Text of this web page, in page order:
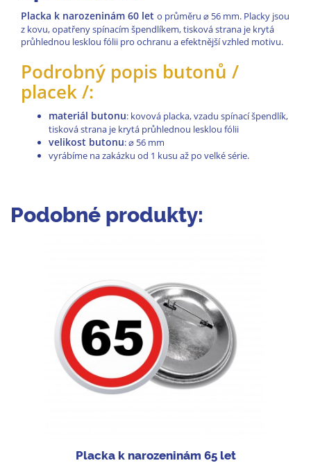
Placka k narozeninám 60 let o průměru ⌀ 56 mm. Placky jsou
z kovu, opatřeny spínacím špendlíkem, tisková strana je krytá
průhlednou lesklou fólii pro ochranu a efektnější vzhled motivu.
Podrobný popis butonů /
placek /:
materiál butonu: kovová placka, vzadu spínací špendlík,
tisková strana je krytá průhlednou lesklou fólii
velikost butonu:⌀ 56 mm
vyrábíme na zakázku od 1 kusu až po velké série.
Podobné produkty:
Placka k narozeninám 65 let